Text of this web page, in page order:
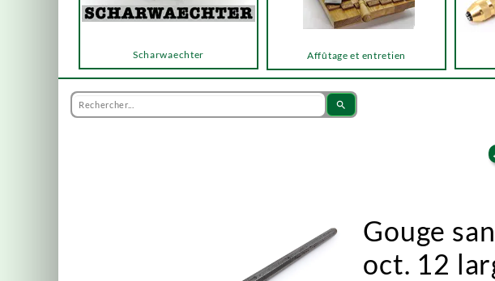
Scharwaechter Affûtage et entretien
search
Gouge
oct. 12